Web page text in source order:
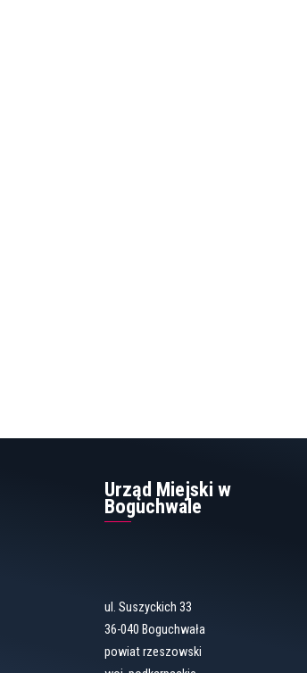
Urząd Miejski w
Boguchwale
ul. Suszyckich 33
36-040 Boguchwała
powiat rzeszowski